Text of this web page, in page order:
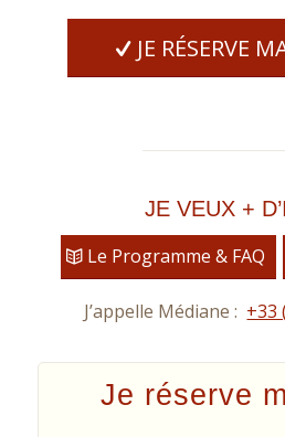
JE RÉSERVE
JE VEUX +
Le Programme & FAQ
J’appelle Médiane : +33
Je réserve